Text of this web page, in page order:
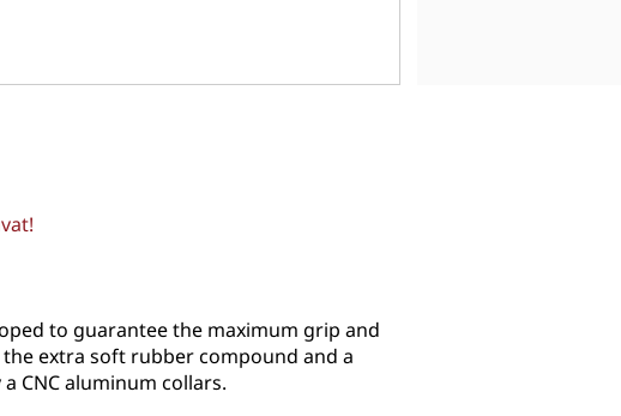
to guarantee the maximum grip and
extra soft rubber compound and a
CNC aluminum collars.